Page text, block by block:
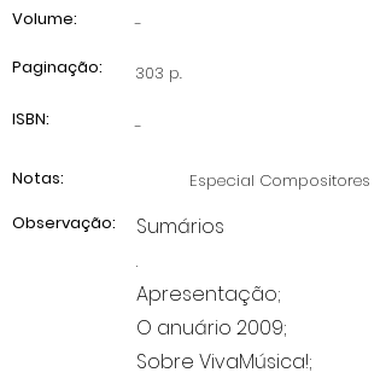
Volume:
-
Paginação:
303 p.
ISBN:
-
Especial Compositores
Notas:
Observação:
Sumários
.
Apresentação;
O anuário 2009;
Sobre VivaMúsica!;